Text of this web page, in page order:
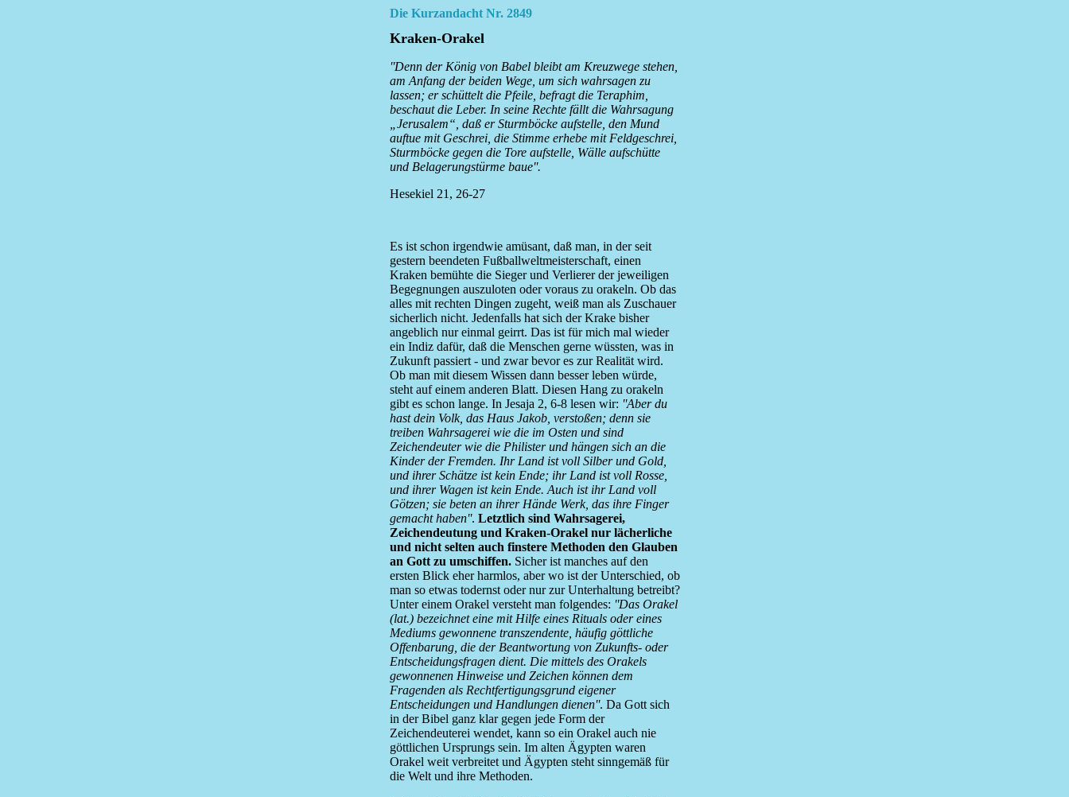
Die Kurzandacht Nr. 2849
Kraken-Orakel
''Denn der König von Babel bleibt am Kreuzwege stehen,
am Anfang der beiden Wege, um sich wahrsagen zu
lassen; er schüttelt die Pfeile, befragt die Teraphim,
beschaut die Leber. In seine Rechte fällt die Wahrsagung
„Jerusalem“, daß er Sturmböcke aufstelle, den Mund
auftue mit Geschrei, die Stimme erhebe mit Feldgeschrei,
Sturmböcke gegen die Tore aufstelle, Wälle aufschütte
und Belagerungstürme baue''.
Hesekiel 21, 26-27
Es ist schon irgendwie amüsant, daß man, in der seit
gestern beendeten Fußballweltmeisterschaft, einen
Kraken bemühte die Sieger und Verlierer der jeweiligen
Begegnungen auszuloten oder voraus zu orakeln. Ob das
alles mit rechten Dingen zugeht, weiß man als Zuschauer
sicherlich nicht. Jedenfalls hat sich der Krake bisher
angeblich nur einmal geirrt. Das ist für mich mal wieder
ein Indiz dafür, daß die Menschen gerne wüssten, was in
Zukunft passiert - und zwar bevor es zur Realität wird.
Ob man mit diesem Wissen dann besser leben würde,
steht auf einem anderen Blatt. Diesen Hang zu orakeln
gibt es schon lange. In Jesaja 2, 6-8 lesen wir: ''Aber du
hast dein Volk, das Haus Jakob, verstoßen; denn sie
treiben Wahrsagerei wie die im Osten und sind
Zeichendeuter wie die Philister und hängen sich an die
Kinder der Fremden. Ihr Land ist voll Silber und Gold,
und ihrer Schätze ist kein Ende; ihr Land ist voll Rosse,
und ihrer Wagen ist kein Ende. Auch ist ihr Land voll
Götzen; sie beten an ihrer Hände Werk, das ihre Finger
gemacht haben''. Letztlich sind Wahrsagerei,
Zeichendeutung und Kraken-Orakel nur lächerliche
und nicht selten auch finstere Methoden den Glauben
an Gott zu umschiffen.Sicher ist manches auf den
ersten Blick eher harmlos, aber wo ist der Unterschied, ob
man so etwas todernst oder nur zur Unterhaltung betreibt?
Unter einem Orakel versteht man folgendes: ''Das Orakel
(lat.) bezeichnet eine mit Hilfe eines Rituals oder eines
Mediums gewonnene transzendente, häufig göttliche
Offenbarung, die der Beantwortung von Zukunfts- oder
Entscheidungsfragen dient. Die mittels des Orakels
gewonnenen Hinweise und Zeichen können dem
Fragenden als Rechtfertigungsgrund eigener
Entscheidungen und Handlungen dienen''. Da Gott sich
in der Bibel ganz klar gegen jede Form der
Zeichendeuterei wendet, kann so ein Orakel auch nie
göttlichen Ursprungs sein. Im alten Ägypten waren
Orakel weit verbreitet und Ägypten steht sinngemäß für
die Welt und ihre Methoden.